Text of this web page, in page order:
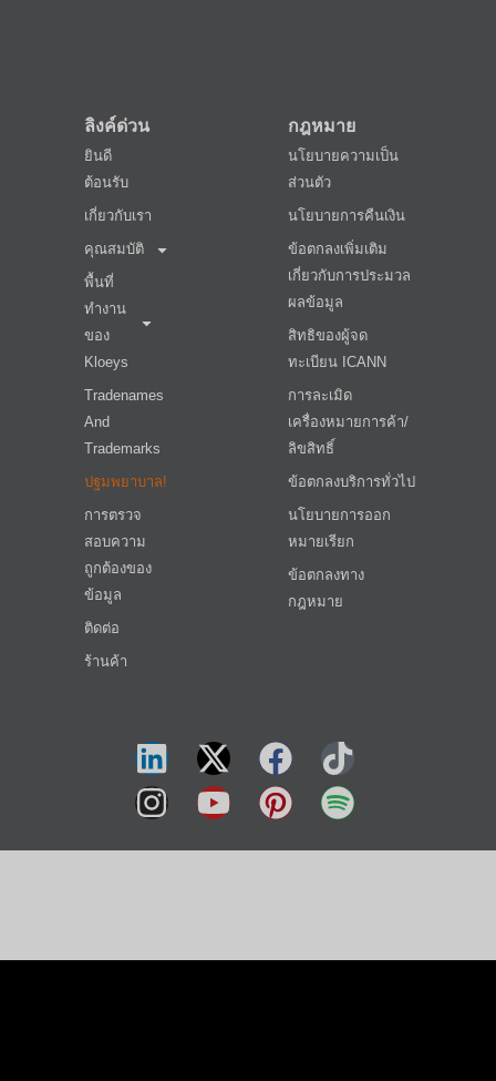
ลิงค์ด่วน
ยินดี
ต้อนรับ
เกี่ยวกับเรา
คุณสมบัติ
พื้นที่
ทำงาน
ของ
Kloeys
Tradenames
And
Trademarks
ปฐมพยาบาล!
การตรวจ
สอบความ
ถูกต้องของ
ข้อมูล
ติดต่อ
ร้านค้า
กฎหมาย
นโยบายความเป็น
ส่วนตัว
นโยบายการคืนเงิน
ข้อตกลงเพิ่มเติม
เกี่ยวกับการประมวล
ผลข้อมูล
สิทธิของผู้จด
ทะเบียน ICANN
การละเมิด
เครื่องหมายการค้า/
ลิขสิทธิ์
ข้อตกลงบริการทั่วไป
นโยบายการออก
หมายเรียก
ข้อตกลงทาง
กฎหมาย